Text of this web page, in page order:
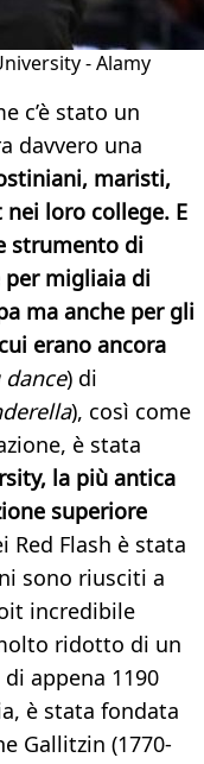
- Alamy
c’è stato un
davvero una
maristi,
loro college. E
strumento di
per migliaia di
ma anche per gli
erano ancora
) di
), così come
è stata
la più antica
superiore
Red Flash è stata
sono riusciti a
incredibile
ridotto di un
appena 1190
è stata fondata
Gallitzin (1770-